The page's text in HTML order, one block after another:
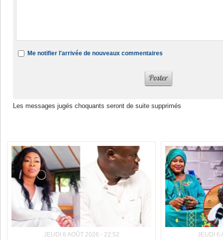
Me notifier l'arrivée de nouveaux commentaires
Les messages jugés choquants seront de suite supprimés
JEUDI 6 AOÛT 2026 - 22:52 JEUDI 6